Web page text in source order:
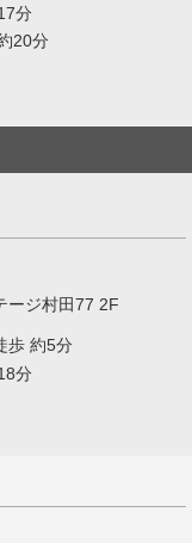
分
20分
ージ村田77 2F
歩 約5分
分